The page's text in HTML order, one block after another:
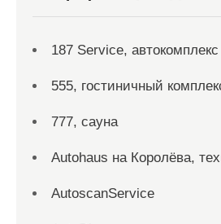
187 Service, автокомплекс
555, гостиничный
777, сауна
Autohaus на Королёва,
AutoscanService